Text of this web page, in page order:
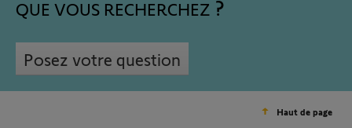
QUE VOUS RECHERCHEZ
Posez votre question
Haut de page